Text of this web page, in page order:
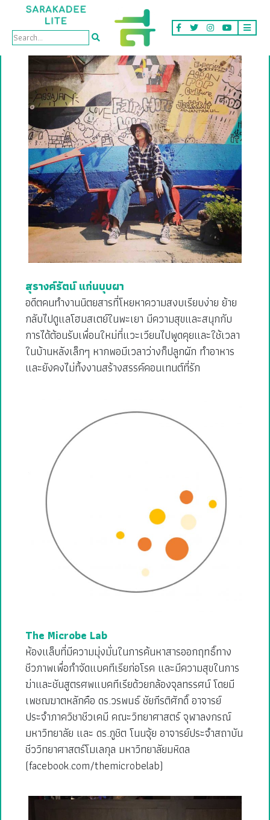
Contributor Type:
สุรางค์รัตน์ แก่นบุบผา
อดีตคนทำงานนิตยสารที่โหยหาความสงบเรียบง่าย ย้าย
กลับไปดูแลโฮมสเตย์ในพะเยา มีความสุขและสนุกกับ
การได้ต้อนรับเพื่อนใหม่ที่แวะเวียนไปพูดคุยและใช้เวลา
ในบ้านหลังเล็กๆ หากพอมีเวลาว่างก็ปลูกผัก ทำอาหาร
และยังคงไม่ทิ้งงานสร้างสรรค์คอนเทนต์ที่รัก
The Microbe Lab
ห้องแล็บที่มีความมุ่งมั่นในการค้นหาสารออกฤทธิ์ทาง
ชีวภาพเพื่อกำจัดแบคทีเรียก่อโรค และมีความสุขในการ
ฆ่าและชันสูตรศพแบคทีเรียด้วยกล้องจุลทรรศน์ โดยมี
เพชฌฆาตหลักคือ ดร.วรพนธ์ ชัยกีรติศักดิ์ อาจารย์
ประจำภาควิชาชีวเคมี คณะวิทยาศาสตร์ จุฬาลงกรณ์
มหาวิทยาลัย และ ดร.ภูชิต โนนจุ้ย อาจารย์ประจำสถาบัน
ชีววิทยาศาสตร์โมเลกุล มหาวิทยาลัยมหิดล
(facebook.com/themicrobelab)